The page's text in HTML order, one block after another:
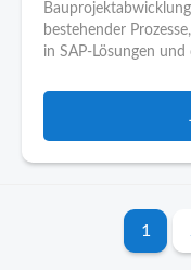
bestehender
in SAP-Lösungen und
1